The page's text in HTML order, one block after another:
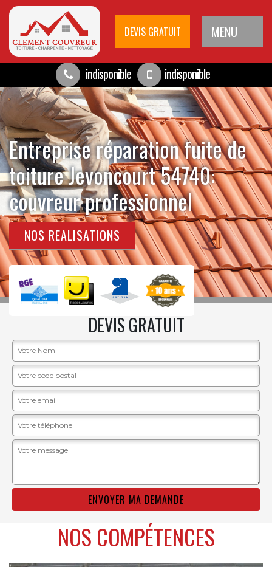
DEVIS GRATUIT MENU
indisponible indisponible
Entreprise réparation fuite de
toiture Jevoncourt 54740:
couvreur professionnel
NOS REALISATIONS
DEVIS GRATUIT
NOS COMPÉTENCES